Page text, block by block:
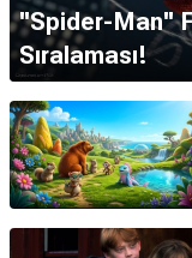
''Spider-Man''
Sıralaması!